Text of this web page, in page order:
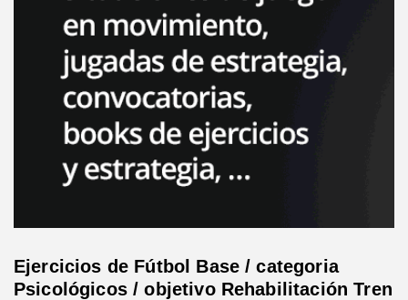
Ejercicios de Fútbol Base / categoria
Psicológicos / objetivo Rehabilitación Tren